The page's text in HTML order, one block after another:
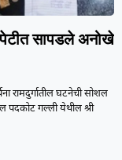
सापडले अनोखे
रामदुर्गातील घटनेची सोशल
पदकोट गल्ली येथील श्री